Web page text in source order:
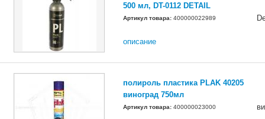
500 мл, DT-0112 DETAIL
Артикул товара: 400000022989
описание
полироль пластика PLAK 40205
виноград 750мл
Артикул товара: 400000023000